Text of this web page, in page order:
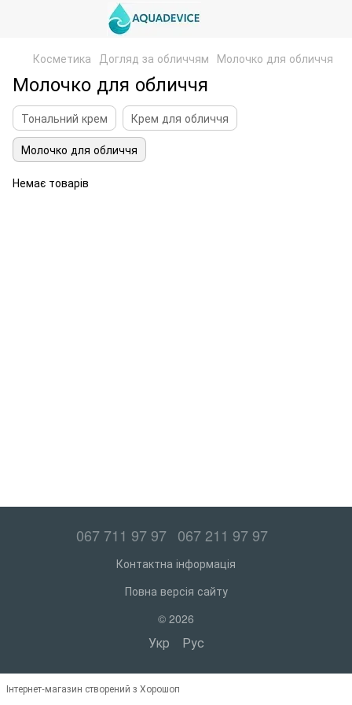
Косметика Догляд за обличчям Молочко для обличчя
Молочко для обличчя
Тональний крем
Крем для обличчя
Молочко для обличчя
Немає товарів
067 711 97 97 067 211 97 97
Контактна інформація
Повна версія сайту
© 2026
Укр Рус
Інтернет-магазин створений з Хорошоп